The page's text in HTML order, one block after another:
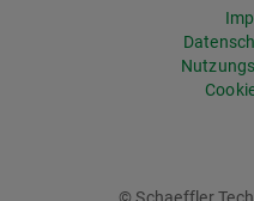
© Schaeffler